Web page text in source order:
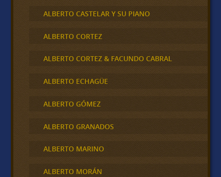
ALBERTO CASTELAR Y SU PIANO
ALBERTO CORTEZ
ALBERTO CORTEZ & FACUNDO CABRAL
ALBERTO ECHAGÜE
ALBERTO GÓMEZ
ALBERTO GRANADOS
ALBERTO MARINO
ALBERTO MORÁN